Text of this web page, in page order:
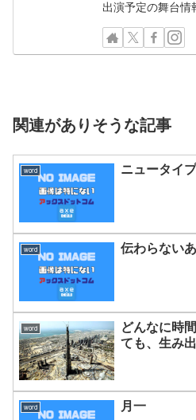
出演予定の舞台情
関連がありそうな記事
word ニュータイプ
word 伝わらない
word
どんなに時
ても、生み
word 月一